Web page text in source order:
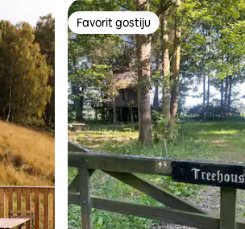
Favorit gostiju
Favorit gostiju